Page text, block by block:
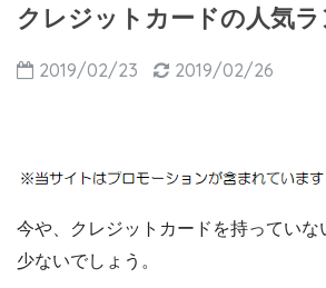
クレジットカードの人気ラ
2019/02/23 2019/02/26
今や、クレジットカードを持っていな
少ないでしょう。